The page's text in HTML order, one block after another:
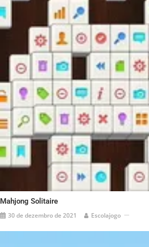
Mahjong Solitaire
30 de dezembro de 2021 Escolajogo